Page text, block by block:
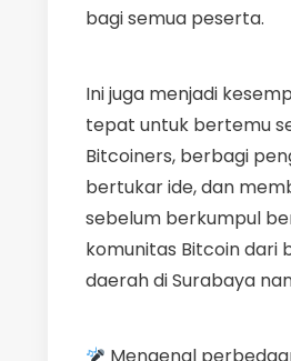
bagi semua peserta.
​Ini juga menjadi
tepat untuk bertemu
Bitcoiners, berbagi
bertukar ide, dan
sebelum berkumpul
komunitas Bitcoin dari
daerah di Surabaya